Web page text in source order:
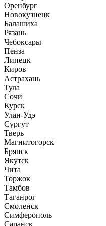
Оренбург
Новокузнецк
Балашиха
Рязань
Чебоксары
Пенза
Липецк
Киров
Астрахань
Тула
Сочи
Курск
Улан-Удэ
Сургут
Тверь
Магнитогорск
Брянск
Якутск
Чита
Торжок
Тамбов
Таганрог
Смоленск
Симферополь
Саранск